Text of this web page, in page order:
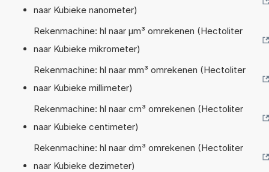
naar Kubieke nanometer)
Rekenmachine: hl naar µm³ omrekenen (Hectoliter
naar Kubieke mikrometer)
Rekenmachine: hl naar mm³ omrekenen (Hectoliter
naar Kubieke millimeter)
Rekenmachine: hl naar cm³ omrekenen (Hectoliter
naar Kubieke centimeter)
Rekenmachine: hl naar dm³ omrekenen (Hectoliter
naar Kubieke dezimeter)